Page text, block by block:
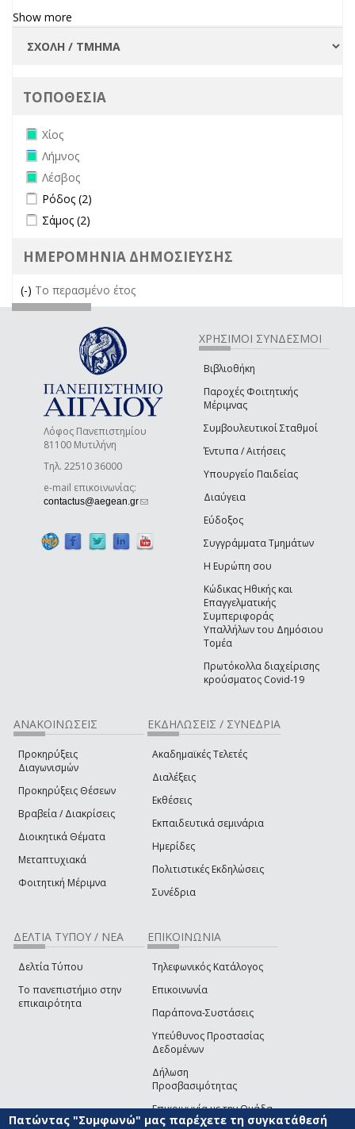
Show more
ΤΟΠΟΘΕΣΙΑ
Remove Χίος filter
Χίος
Remove Λήμνος filter
Λήμνος
Remove Λέσβος filter
Λέσβος
Apply Ρόδος filter
Ρόδος (2)
Apply Σάμος filter
Σάμος (2)
ΗΜΕΡΟΜΗΝΙΑ ΔΗΜΟΣΙΕΥΣΗΣ
(-) Remove Το περασμένο έτος filter
Το περασμένο έτος
Λόφος Πανεπιστημίου
81100 Μυτιλήνη
Τηλ. 22510 36000
e-mail επικοινωνίας:
contactus@aegean.gr(link sends e-mail)
ΧΡΗΣΙΜΟΙ ΣΥΝΔΕΣΜΟΙ
Βιβλιοθήκη
Παροχές Φοιτητικής
Μέριμνας
Συμβουλευτικοί Σταθμοί
Έντυπα / Αιτήσεις
Υπουργείο Παιδείας
Διαύγεια
Εύδοξος
Συγγράμματα Τμημάτων
Η Ευρώπη σου
Κώδικας Ηθικής και
Επαγγελματικής
Συμπεριφοράς
Υπαλλήλων του Δημόσιου
Τομέα
Πρωτόκολλα διαχείρισης
κρούσματος Covid-19
ΑΝΑΚΟΙΝΩΣΕΙΣ
Προκηρύξεις
Διαγωνισμών
Προκηρύξεις Θέσεων
Βραβεία / Διακρίσεις
Διοικητικά Θέματα
Μεταπτυχιακά
Φοιτητική Μέριμνα
ΕΚΔΗΛΩΣΕΙΣ / ΣΥΝΕΔΡΙΑ
Ακαδημαϊκές Τελετές
Διαλέξεις
Εκθέσεις
Εκπαιδευτικά σεμινάρια
Ημερίδες
Πολιτιστικές Εκδηλώσεις
Συνέδρια
ΔΕΛΤΙΑ ΤΥΠΟΥ / ΝΕΑ
Δελτία Τύπου
Το πανεπιστήμιο στην
επικαιρότητα
ΕΠΙΚΟΙΝΩΝΙΑ
Τηλεφωνικός Κατάλογος
Επικοινωνία
Παράπονα-Συστάσεις
Υπεύθυνος Προστασίας
Δεδομένων
Δήλωση
Προσβασιμότητας
Επικοινωνία με την Ομάδα
Ανάπτυξης του site(link sends e-mail)
Πατώντας "Συμφωνώ" μας παρέχετε τη συγκατάθεσή